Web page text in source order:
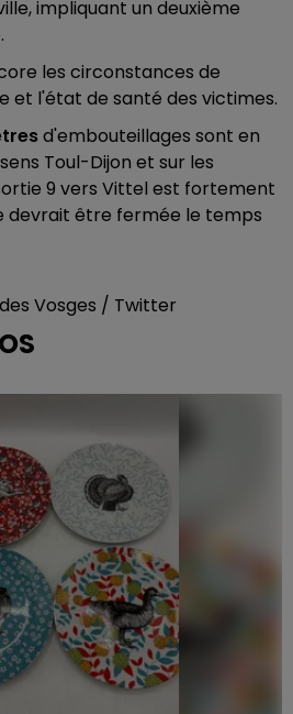
impliquant un deuxième
les circonstances de
et l'état de santé des victimes.
d'embouteillages sont en
Toul-Dijon et sur les
9 vers Vittel est fortement
devrait être fermée le temps
Vosges / Twitter